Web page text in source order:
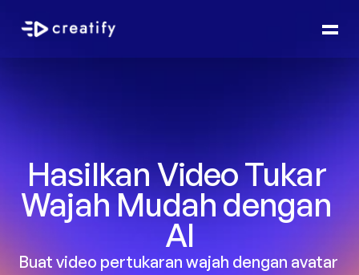
Hasilkan Video Tukar
Wajah Mudah dengan
AI
Buat video pertukaran wajah dengan avatar